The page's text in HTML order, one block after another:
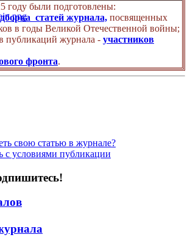
году были подготовлены:
статей журнала, посвященных
в годы Великой Отечественной войны;
публикаций журнала - участников
фронта.
свою статью в журнале?
с условиями публикации